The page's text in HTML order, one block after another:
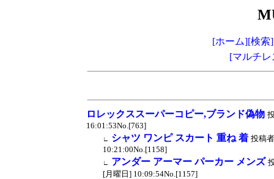
[ホーム][検索]
[マルチ
ロレックススーパーコピー,ブランド偽物
16:01:53No.[763]
∟ シャツ ワンピ スカート 重ね 着 投稿
10:21:00No.[1158]
∟ アンダー アーマー パーカー メンズ
[月曜日] 10:09:54No.[1157]